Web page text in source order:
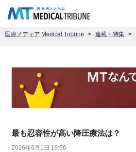
医療メディア Medical Tribune 連載・特集
最も忍容性が高い降圧療法は？
2026年6月1日 19:06